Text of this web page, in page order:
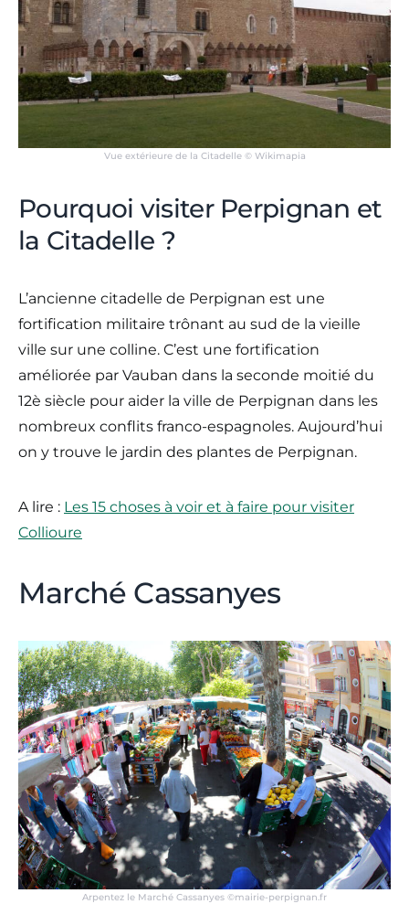
Vue extérieure de la Citadelle © Wikimapia
Pourquoi visiter Perpignan et
la Citadelle ?
L’ancienne citadelle de Perpignan est une
fortification militaire trônant au sud de la vieille
ville sur une colline. C’est une fortification
améliorée par Vauban dans la seconde moitié du
12è siècle pour aider la ville de Perpignan dans les
nombreux conflits franco-espagnoles. Aujourd’hui
on y trouve le jardin des plantes de Perpignan.
A lire : Les 15 choses à voir et à faire pour visiter
Collioure
Marché Cassanyes
Arpentez le Marché Cassanyes ©mairie-perpignan.fr